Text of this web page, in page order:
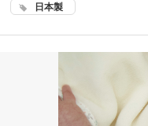
日本製